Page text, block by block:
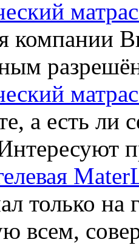
компании
а есть ли
только на
всем,